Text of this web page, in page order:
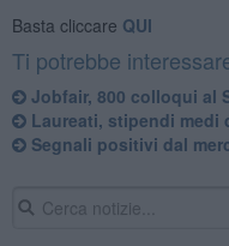
Basta cliccare QUI
Ti potrebbe
Jobfair, 800 colloqui al
Laureati, stipendi medi
Segnali positivi dal